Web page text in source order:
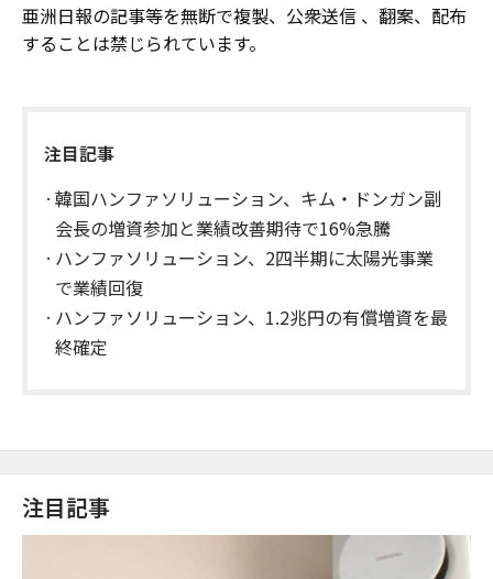
亜洲日報の記事等を無断で複製、公衆送信 、翻案、配布
することは禁じられています。
注目記事
韓国ハンファソリューション、キム・ドンガン副
会長の増資参加と業績改善期待で16%急騰
ハンファソリューション、2四半期に太陽光事業
で業績回復
ハンファソリューション、1.2兆円の有償増資を最
終確定
注目記事